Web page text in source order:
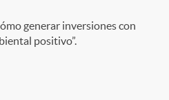
generar inversiones con
positivo”.